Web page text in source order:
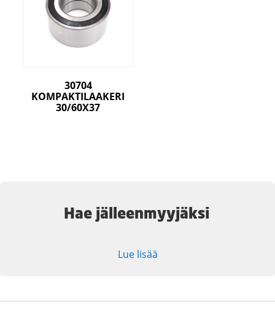
30704
KOMPAKTILAAKERI
30/60X37
Hae jälleenmyyjäksi
Lue lisää